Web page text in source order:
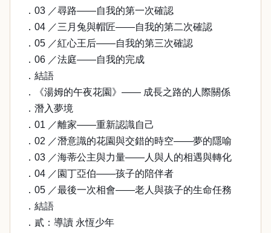
．03 ／尋路——自我的第一次確認
．04 ／三月兔與帽匠——自我的第二次確認
．05 ／紅心王后——自我的第三次確認
．06 ／法庭——自我的完成
．結語
．《湯姆的午夜花園》—— 成長之路的人際關係
．潛入夢境
．01 ／離家——重新認識自己
．02 ／潛意識的花園與交錯的時空——夢的隱喻
．03 ／海蒂公主與力量——人與人的相遇與轉化
．04 ／園丁亞伯——孩子的陪伴者
．05 ／最後一次相會——老人與孩子的生命任務
．結語
．貳：導讀 永恆少年